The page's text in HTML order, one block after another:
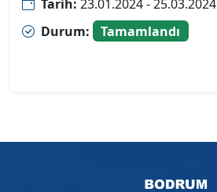
Tarih: 23.01.2024 - 25.03.2024
Durum:
Tamamlandı